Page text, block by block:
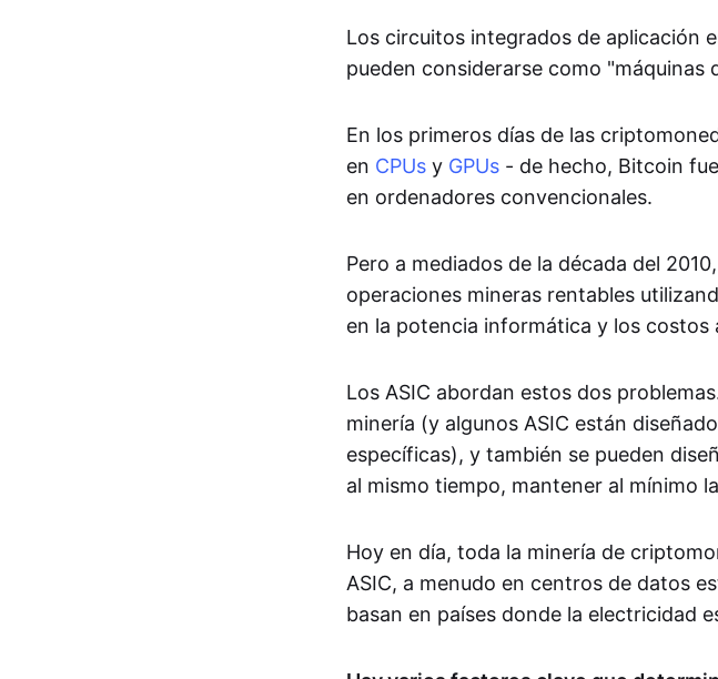
Los circuitos integrados de aplicación
pueden considerarse como "máquinas
En los primeros días de las
en CPUs y GPUs - de hecho, Bitcoin
en ordenadores convencionales.
Pero a mediados de la década del
operaciones mineras rentables
en la potencia informática y los costos
Los ASIC abordan estos dos
minería (y algunos ASIC están
específicas), y también se pueden
al mismo tiempo, mantener al mínimo
Hoy en día, toda la minería de
ASIC, a menudo en centros de datos
basan en países donde la electricidad